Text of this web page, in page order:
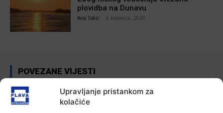
Upravljanje pristankom za
kolačiće
plovidba na Dunavu
Ana Tokić 6 kolovoza, 2026
POVEZANE VIJESTI
Aktualno
Autoklub Vinkovci u rujnu će obilježiti